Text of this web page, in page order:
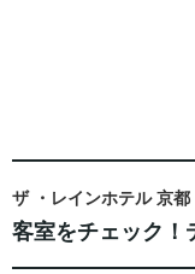
ザ ・レインホテル 京都
客室をチェック！